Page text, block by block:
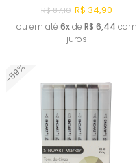
R$ 87,10 R$ 34,90
ou em até 6xde R$ 6,44 com
juros
-59%